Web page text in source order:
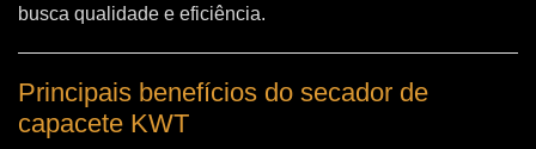
busca qualidade e eficiência.
Principais benefícios do secador de
capacete KWT